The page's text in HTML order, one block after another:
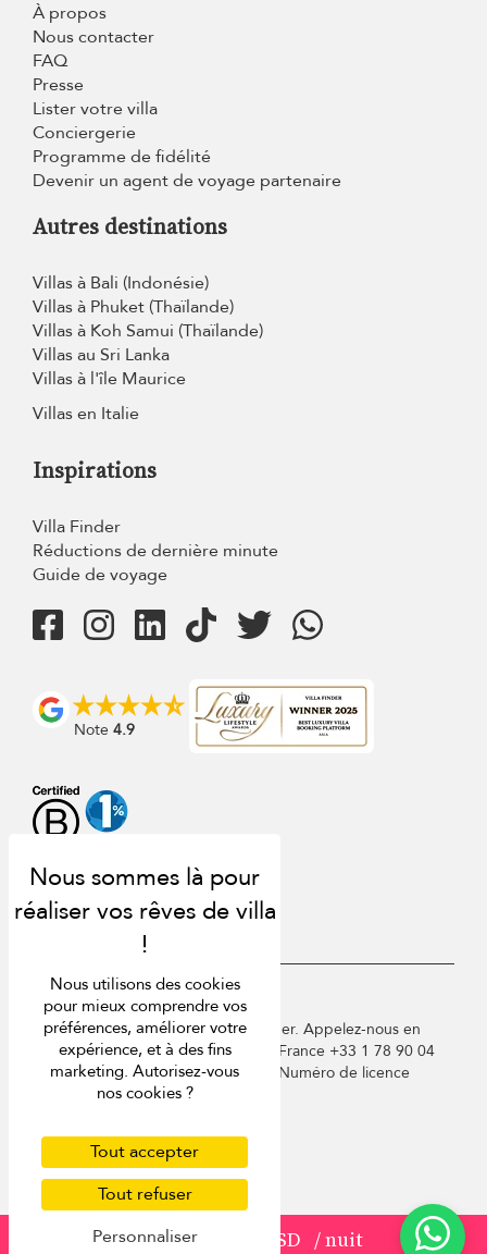
à partir de 820 USD / nuit
À propos
Nous contacter
FAQ
Presse
Lister votre villa
Conciergerie
Programme de fidélité
Devenir un agent de voyage partenaire
Autres destinations
Villas à Bali (Indonésie)
Villas à Phuket (Thaïlande)
Villas à Koh Samui (Thaïlande)
Villas au Sri Lanka
Villas à l'île Maurice
Villas en Italie
Inspirations
Villa Finder
Réductions de dernière minute
Guide de voyage
Note 4.9
USD $ fr Français
Copyright © 2026 St Barts Villa Finder. Appelez-nous en
Angleterre au +44 2 033 933 883 / France +33 1 78 90 04
96 / Allemagne +49 40 835 09075. Numéro de licence
touristique : TA03414
Politique de confidentialité
Cookies
Plan du site
Nous utilisons des cookies
pour mieux comprendre vos
préférences, améliorer votre
expérience, et à des fins
marketing. Autorisez-vous
nos cookies ?
Tout accepter
Tout refuser
Personnaliser